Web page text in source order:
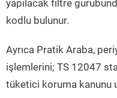
yapılacak filtre
kodlu bulunur.
Ayrıca Pratik Araba,
işlemlerini; TS 12047
tüketici koruma kanunu